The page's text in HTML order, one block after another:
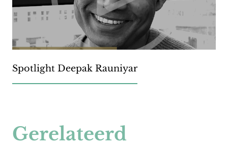
Spotlight Deepak Rauniyar
Gerelateerd